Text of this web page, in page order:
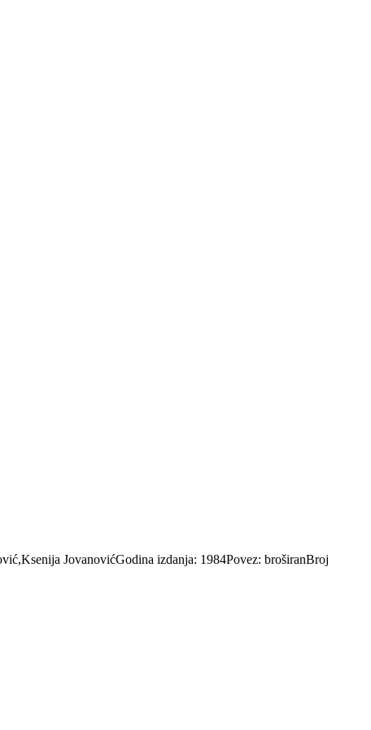
JovanovićGodina izdanja: 1984Povez: broširanBroj